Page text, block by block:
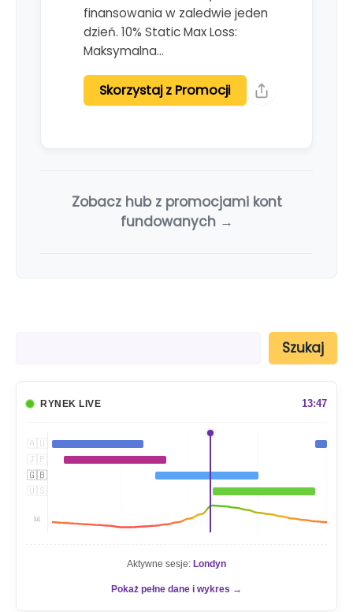
finansowania w zaledwie jeden
dzień. 10% Static Max Loss:
Maksymalna…
Skorzystaj z Promocji
Zobacz hub z promocjami kont
fundowanych →
Szukaj
RYNEK LIVE 13:47
🇦🇺
🇯🇵
🇬🇧
🇺🇸
📊
Aktywne sesje: Londyn
Pokaż pełne dane i wykres →